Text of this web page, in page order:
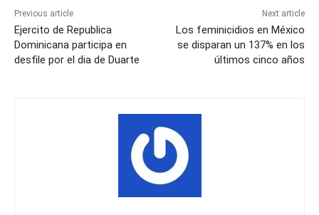
Previous article
Ejercito de Republica
Dominicana participa en
desfile por el dia de Duarte
Next article
Los feminicidios en México
se disparan un 137% en los
últimos cinco años